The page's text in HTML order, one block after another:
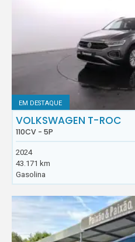
EM DESTAQUE
VOLKSWAGEN T-ROC
110CV - 5P
2024
43.171 km
Gasolina